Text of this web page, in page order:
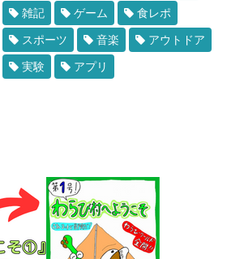
雑記 ゲーム 食レポ
スポーツ 音楽 アウトドア
実験 アプリ